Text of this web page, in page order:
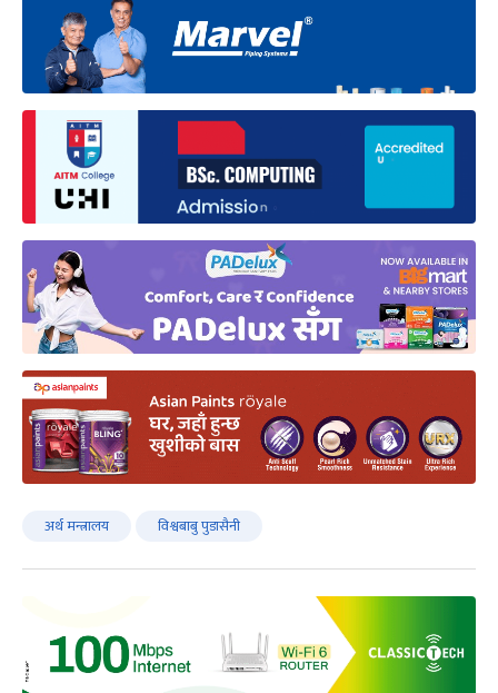
अर्थ मन्त्रालय विश्वबाबु पुडासैनी